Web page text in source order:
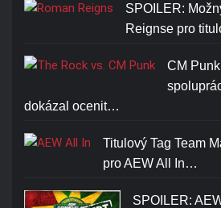
SPOILER:
Reignse pro
CM
dokázal ocenit…
Titulový Tag Team
pro AEW All In…
SPOILER: